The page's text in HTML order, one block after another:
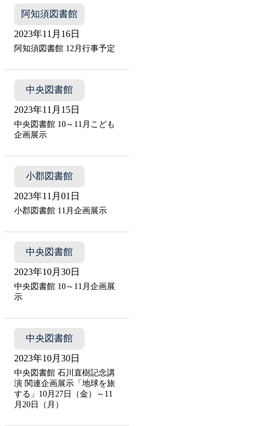
阿知須図書館
2023年11月16日
阿知須図書館 12月行事予定
中央図書館
2023年11月15日
中央図書館 10～11月こども
企画展示
小郡図書館
2023年11月01日
小郡図書館 11月企画展示
中央図書館
2023年10月30日
中央図書館 10～11月企画展
示
中央図書館
2023年10月30日
中央図書館 石川直樹記念講
演 関連企画展示「地球を旅
する」10月27日（金）～11
月20日（月）